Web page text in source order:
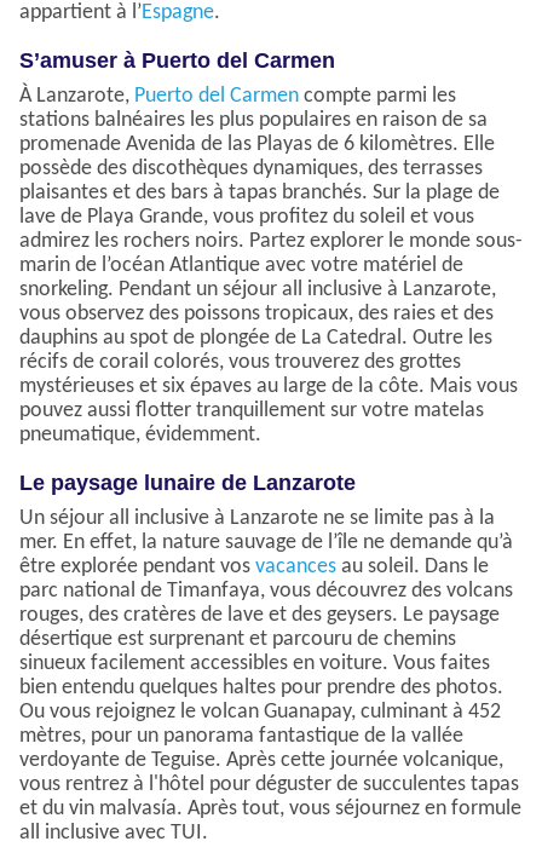
appartient à l’Espagne.
S’amuser à Puerto del Carmen
À Lanzarote, Puerto del Carmen compte parmi les
stations balnéaires les plus populaires en raison de sa
promenade Avenida de las Playas de 6 kilomètres. Elle
possède des discothèques dynamiques, des terrasses
plaisantes et des bars à tapas branchés. Sur la plage de
lave de Playa Grande, vous profitez du soleil et vous
admirez les rochers noirs. Partez explorer le monde sous-
marin de l’océan Atlantique avec votre matériel de
snorkeling. Pendant un séjour all inclusive à Lanzarote,
vous observez des poissons tropicaux, des raies et des
dauphins au spot de plongée de La Catedral. Outre les
récifs de corail colorés, vous trouverez des grottes
mystérieuses et six épaves au large de la côte. Mais vous
pouvez aussi flotter tranquillement sur votre matelas
pneumatique, évidemment.
Le paysage lunaire de Lanzarote
Un séjour all inclusive à Lanzarote ne se limite pas à la
mer. En effet, la nature sauvage de l’île ne demande qu’à
être explorée pendant vos vacances au soleil. Dans le
parc national de Timanfaya, vous découvrez des volcans
rouges, des cratères de lave et des geysers. Le paysage
désertique est surprenant et parcouru de chemins
sinueux facilement accessibles en voiture. Vous faites
bien entendu quelques haltes pour prendre des photos.
Ou vous rejoignez le volcan Guanapay, culminant à 452
mètres, pour un panorama fantastique de la vallée
verdoyante de Teguise. Après cette journée volcanique,
vous rentrez à l'hôtel pour déguster de succulentes tapas
et du vin malvasía. Après tout, vous séjournez en formule
all inclusive avec TUI.